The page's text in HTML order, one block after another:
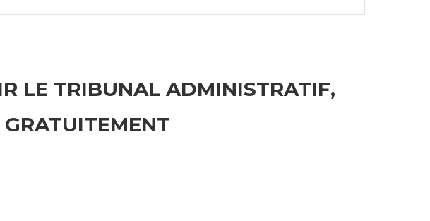
LE TRIBUNAL ADMINISTRATIF,